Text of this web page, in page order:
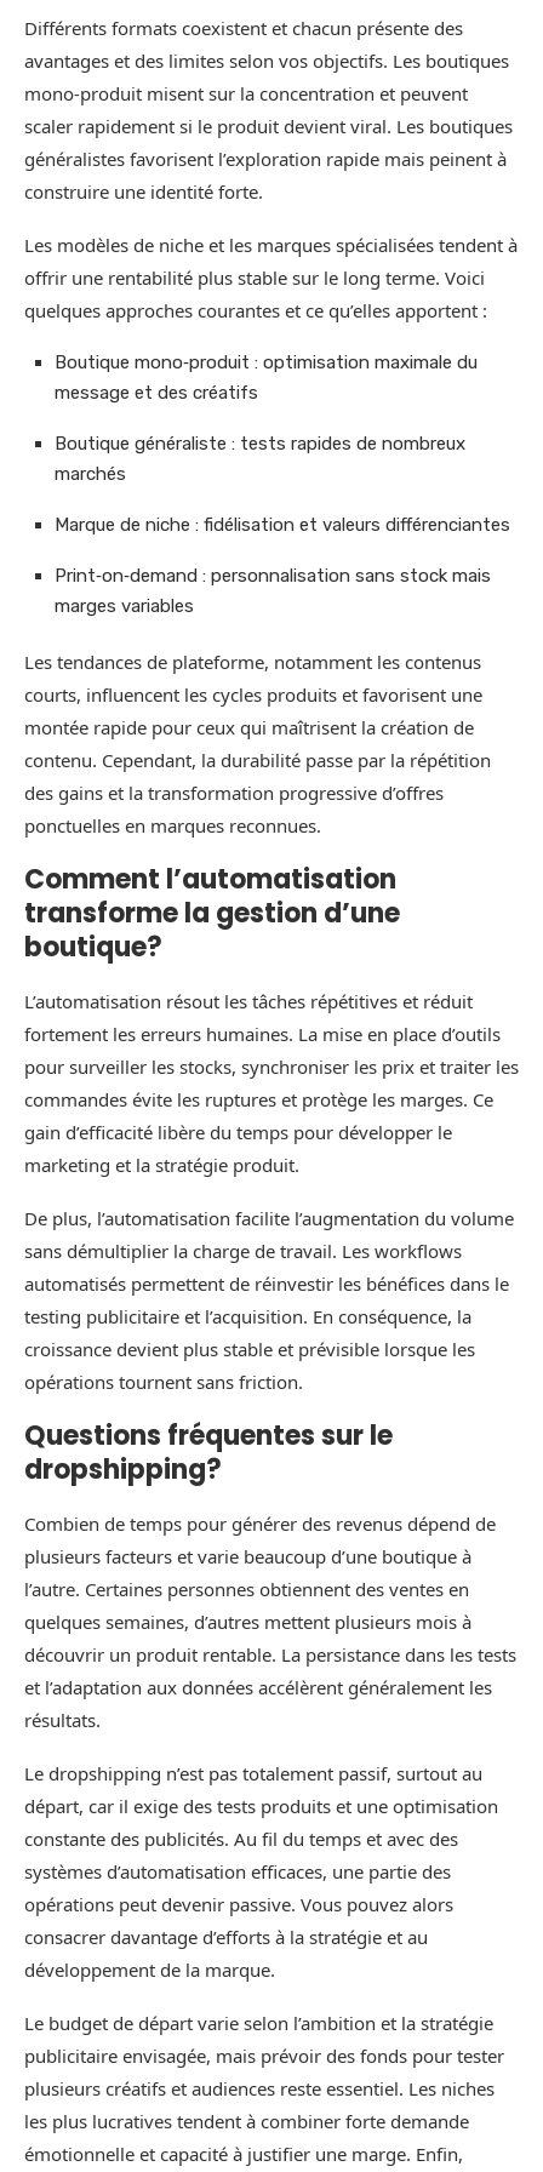
Différents formats coexistent et chacun présente des
avantages et des limites selon vos objectifs. Les boutiques
mono‑produit misent sur la concentration et peuvent
scaler rapidement si le produit devient viral. Les boutiques
généralistes favorisent l’exploration rapide mais peinent à
construire une identité forte.
Les modèles de niche et les marques spécialisées tendent à
offrir une rentabilité plus stable sur le long terme. Voici
quelques approches courantes et ce qu’elles apportent :
Boutique mono‑produit : optimisation maximale du
message et des créatifs
Boutique généraliste : tests rapides de nombreux
marchés
Marque de niche : fidélisation et valeurs différenciantes
Print‑on‑demand : personnalisation sans stock mais
marges variables
Les tendances de plateforme, notamment les contenus
courts, influencent les cycles produits et favorisent une
montée rapide pour ceux qui maîtrisent la création de
contenu. Cependant, la durabilité passe par la répétition
des gains et la transformation progressive d’offres
ponctuelles en marques reconnues.
Comment l’automatisation
transforme la gestion d’une
boutique?
L’automatisation résout les tâches répétitives et réduit
fortement les erreurs humaines. La mise en place d’outils
pour surveiller les stocks, synchroniser les prix et traiter les
commandes évite les ruptures et protège les marges. Ce
gain d’efficacité libère du temps pour développer le
marketing et la stratégie produit.
De plus, l’automatisation facilite l’augmentation du volume
sans démultiplier la charge de travail. Les workflows
automatisés permettent de réinvestir les bénéfices dans le
testing publicitaire et l’acquisition. En conséquence, la
croissance devient plus stable et prévisible lorsque les
opérations tournent sans friction.
Questions fréquentes sur le
dropshipping?
Combien de temps pour générer des revenus dépend de
plusieurs facteurs et varie beaucoup d’une boutique à
l’autre. Certaines personnes obtiennent des ventes en
quelques semaines, d’autres mettent plusieurs mois à
découvrir un produit rentable. La persistance dans les tests
et l’adaptation aux données accélèrent généralement les
résultats.
Le dropshipping n’est pas totalement passif, surtout au
départ, car il exige des tests produits et une optimisation
constante des publicités. Au fil du temps et avec des
systèmes d’automatisation efficaces, une partie des
opérations peut devenir passive. Vous pouvez alors
consacrer davantage d’efforts à la stratégie et au
développement de la marque.
Le budget de départ varie selon l’ambition et la stratégie
publicitaire envisagée, mais prévoir des fonds pour tester
plusieurs créatifs et audiences reste essentiel. Les niches
les plus lucratives tendent à combiner forte demande
émotionnelle et capacité à justifier une marge. Enfin,